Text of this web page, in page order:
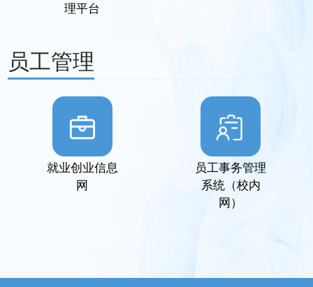
理平台
员工管理
就业创业信息
网
员工事务管理
系统（校内
网）